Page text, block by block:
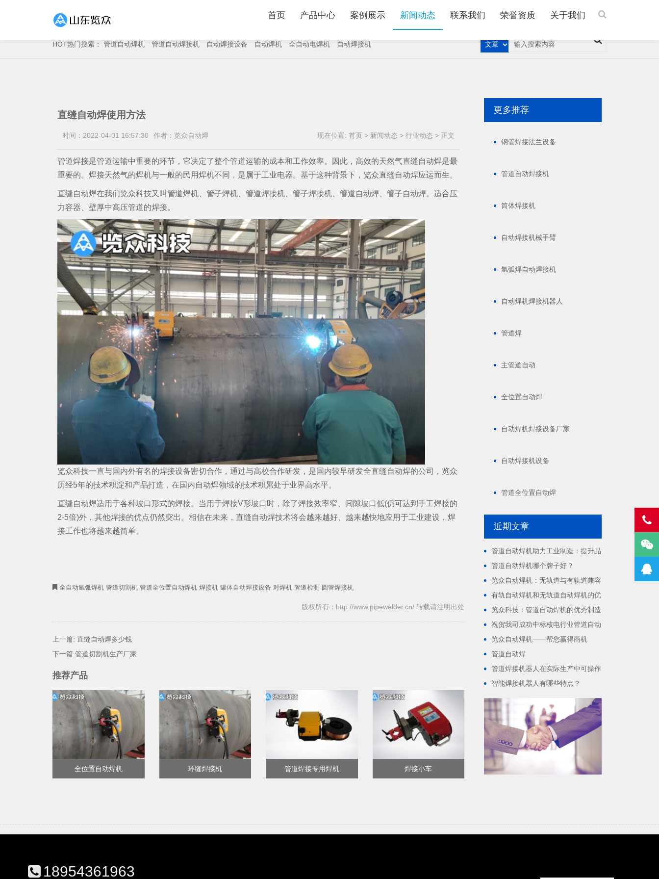
首页 产品中心 案例展示 新闻动态 联系我们 荣誉资质 关于我们
HOT热门搜索： 管道自动焊机 管道自动焊接机 自动焊接设备 自动焊机 全自动电焊机 自动焊接机
直缝自动焊使用方法
时间：2022-04-01 16:57:30 作者：览众自动焊 现在位置: 首页 > 新闻动态 > 行业动态 > 正文
管道焊接是管道运输中重要的环节，它决定了整个管道运输的成本和工作效率。因此，高效的天然气直缝自动焊是最
重要的。焊接天然气的焊机与一般的民用焊机不同，是属于工业电器。基于这种背景下，览众直缝自动焊应运而生。
直缝自动焊在我们览众科技又叫管道焊机、管子焊机、管道焊接机、管子焊接机、管道自动焊、管子自动焊。适合压
力容器、壁厚中高压管道的焊接。
览众科技一直与国内外有名的焊接设备密切合作，通过与高校合作研发，是国内较早研发全直缝自动焊的公司，览众
历经5年的技术积淀和产品打造，在国内自动焊领域的技术积累处于业界高水平。
直缝自动焊适用于各种坡口形式的焊接。当用于焊接V形坡口时，除了焊接效率窄、间隙坡口低(仍可达到手工焊接的
2-5倍)外，其他焊接的优点仍然突出。相信在未来，直缝自动焊技术将会越来越好、越来越快地应用于工业建设，焊
接工作也将越来越简单。
全自动氩弧焊机 管道切割机 管道全位置自动焊机 焊接机 罐体自动焊接设备 对焊机 管道检测 圆管焊接机
版权所有：http://www.pipewelder.cn/ 转载请注明出处
上一篇: 直缝自动焊多少钱
下一篇:管道切割机生产厂家
推荐产品
全位置自动焊机 环缝焊接机 管道焊接专用焊机 焊接小车
更多推荐
钢管焊接法兰设备
管道自动焊接机
筒体焊接机
自动焊接机械手臂
氩弧焊自动焊接机
自动焊机焊接机器人
管道焊
主管道自动
全位置自动焊
自动焊机焊接设备厂家
自动焊接机设备
管道全位置自动焊
近期文章
管道自动焊机助力工业制造：提升品
管道自动焊机哪个牌子好？
览众自动焊机：无轨道与有轨道兼容
的焊接利器
有轨自动焊机和无轨道自动焊机的优
览众科技：管道自动焊机的优秀制造
祝贺我司成功中标核电行业管道自动
览众自动焊机——帮您赢得商机
管道自动焊
管道焊接机器人在实际生产中可操作
性怎么样？
智能焊接机器人有哪些特点？
18954361963